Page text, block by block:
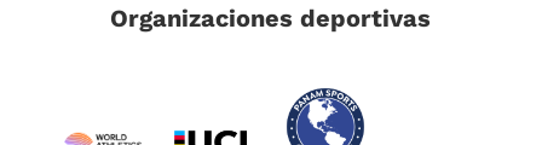
Organizaciones deportivas